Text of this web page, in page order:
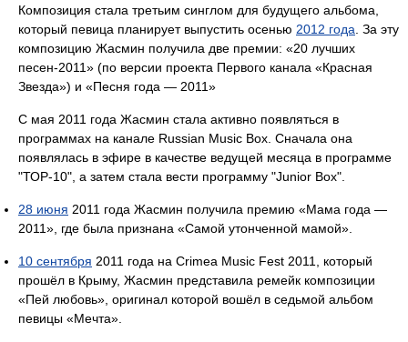
Композиция стала третьим синглом для будущего альбома,
который певица планирует выпустить осенью 2012 года . За эту
композицию Жасмин получила две премии: «20 лучших
песен-2011» (по версии проекта Первого канала «Красная
Звезда») и «Песня года — 2011»
С мая 2011 года Жасмин стала активно появляться в
программах на канале Russian Music Box. Сначала она
появлялась в эфире в качестве ведущей месяца в программе
"ТОР-10", а затем стала вести программу "Junior Box".
28 июня 2011 года Жасмин получила премию «Мама года —
2011», где была признана «Самой утонченной мамой».
10 сентября 2011 года на Crimea Music Fest 2011, который
прошёл в Крыму, Жасмин представила ремейк композиции
«Пей любовь», оригинал которой вошёл в седьмой альбом
певицы «Мечта».